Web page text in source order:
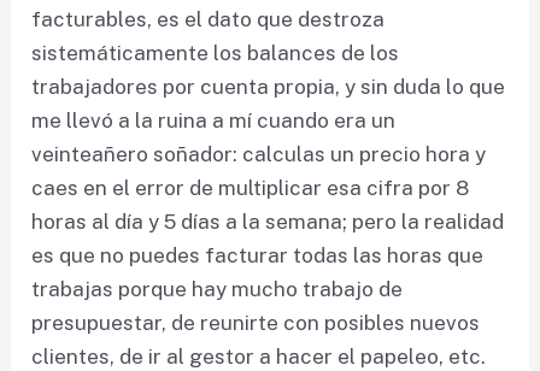
facturables, es el dato que destroza
sistemáticamente los balances de los
trabajadores por cuenta propia, y sin duda lo que
me llevó a la ruina a mí cuando era un
veinteañero soñador: calculas un precio hora y
caes en el error de multiplicar esa cifra por 8
horas al día y 5 días a la semana; pero la realidad
es que no puedes facturar todas las horas que
trabajas porque hay mucho trabajo de
presupuestar, de reunirte con posibles nuevos
clientes, de ir al gestor a hacer el papeleo, etc.